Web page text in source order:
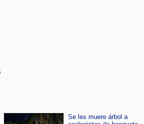
Se les muere árbol a